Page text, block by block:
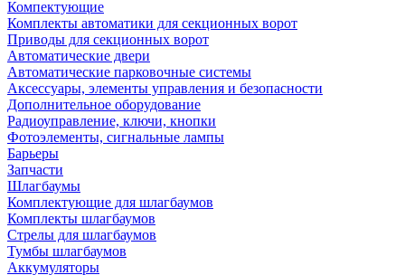
Компектующие
Комплекты автоматики для секционных ворот
Приводы для секционных ворот
Автоматические двери
Автоматические парковочные системы
Аксессуары, элементы управления и безопасности
Дополнительное оборудование
Радиоуправление, ключи, кнопки
Фотоэлементы, сигнальные лампы
Барьеры
Запчасти
Шлагбаумы
Комплектующие для шлагбаумов
Комплекты шлагбаумов
Стрелы для шлагбаумов
Тумбы шлагбаумов
Аккумуляторы